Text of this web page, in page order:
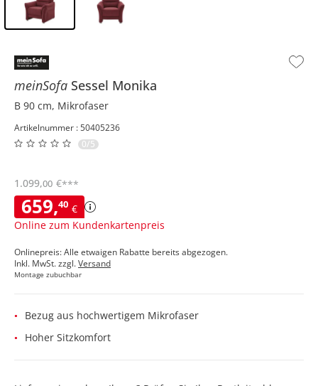
meinSofa Sessel Monika
B 90 cm, Mikrofaser
Artikelnummer : 50405236
0/5
659,40 €
Online zum Kundenkartenpreis
1.099,00 €***
Onlinepreis: Alle etwaigen Rabatte bereits abgezogen.
Inkl. MwSt. zzgl.Versand
Montage zubuchbar
Bezug aus hochwertigem Mikrofaser
Hoher Sitzkomfort